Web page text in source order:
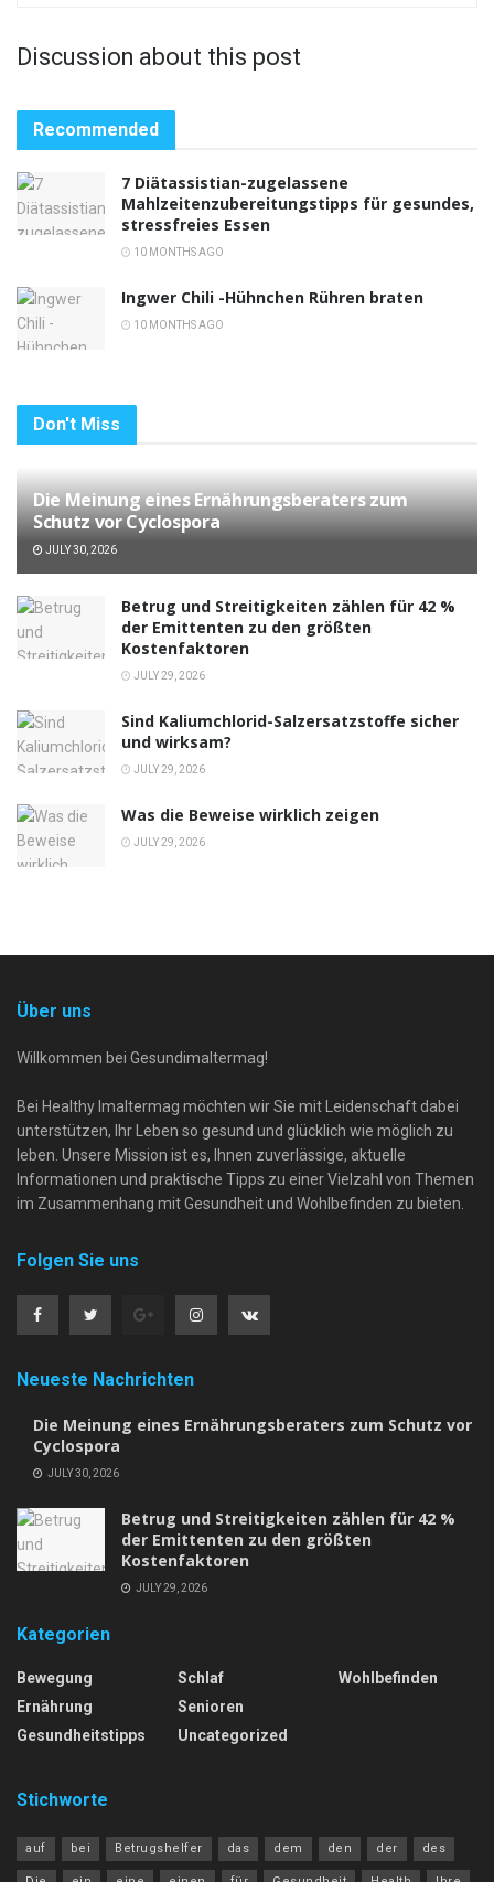
Discussion about this post
Recommended
7 Diätassistian-zugelassene
Mahlzeitenzubereitungstipps für gesundes,
stressfreies Essen
10 MONTHS AGO
Ingwer Chili -Hühnchen Rühren braten
10 MONTHS AGO
Don't Miss
Die Meinung eines Ernährungsberaters zum
Schutz vor Cyclospora
JULY 30, 2026
Betrug und Streitigkeiten zählen für 42 %
der Emittenten zu den größten
Kostenfaktoren
JULY 29, 2026
Sind Kaliumchlorid-Salzersatzstoffe sicher
und wirksam?
JULY 29, 2026
Was die Beweise wirklich zeigen
JULY 29, 2026
Über uns
Willkommen bei Gesundimaltermag!
Bei Healthy Imaltermag möchten wir Sie mit Leidenschaft dabei
unterstützen, Ihr Leben so gesund und glücklich wie möglich zu
leben. Unsere Mission ist es, Ihnen zuverlässige, aktuelle
Informationen und praktische Tipps zu einer Vielzahl von Themen
im Zusammenhang mit Gesundheit und Wohlbefinden zu bieten.
Folgen Sie uns
Neueste Nachrichten
Die Meinung eines Ernährungsberaters zum Schutz vor
Cyclospora
JULY 30, 2026
Betrug und Streitigkeiten zählen für 42 %
der Emittenten zu den größten
Kostenfaktoren
JULY 29, 2026
Kategorien
Bewegung
Ernährung
Gesundheitstipps
Schlaf
Senioren
Uncategorized
Wohlbefinden
Stichworte
auf bei Betrugshelfer das dem den der des